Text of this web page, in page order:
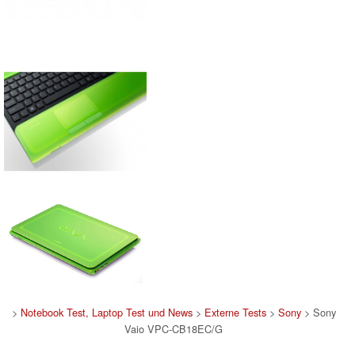
> Notebook Test, Laptop Test und News> Externe Tests> Sony> Sony
Vaio VPC-CB18EC/G